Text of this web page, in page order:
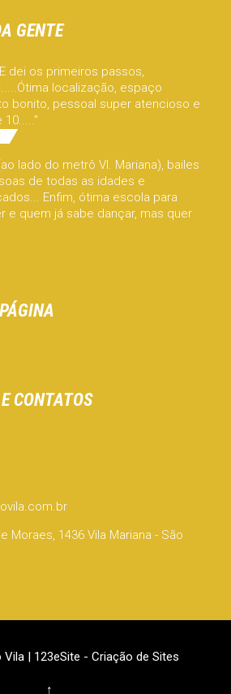
GENTE
dei os primeiros passos,
localização, espaço
bonito, pessoal super atencioso e
lado do metrô Vl. Mariana), bailes
de todas as idades e
Enfim, ótima escola para
e quem já sabe dançar, mas quer
CONTATOS
Moraes, 1436 Vila Mariana - São
Vila | 123eSite - Criação de Sites
↑